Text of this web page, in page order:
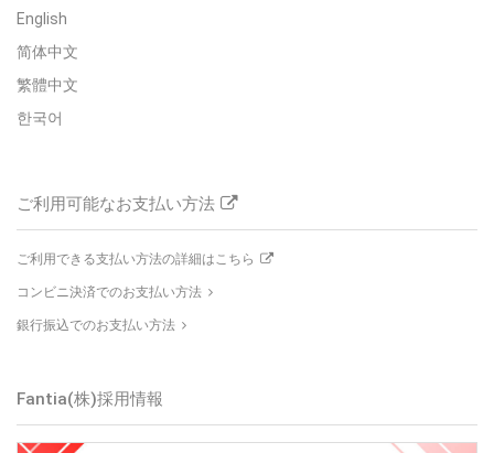
English
简体中文
繁體中文
한국어
ご利用可能なお支払い方法
ご利用できる支払い方法の詳細はこちら
コンビニ決済でのお支払い方法
銀行振込でのお支払い方法
Fantia(株)採用情報